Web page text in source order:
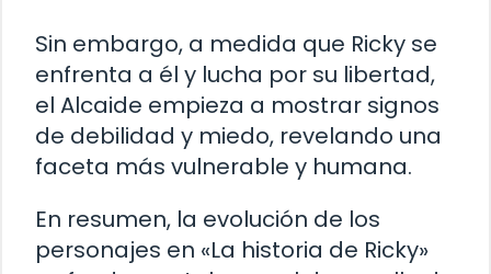
Sin embargo, a medida que Ricky se
enfrenta a él y lucha por su libertad,
el Alcaide empieza a mostrar signos
de debilidad y miedo, revelando una
faceta más vulnerable y humana.
En resumen, la evolución de los
personajes en «La historia de Ricky»